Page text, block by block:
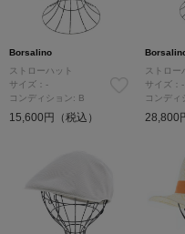
Borsalino
ストローハット
サイズ：-
コンディション: B
15,600円（税込）
ストロー
サイズ：-
コンディ
28,800